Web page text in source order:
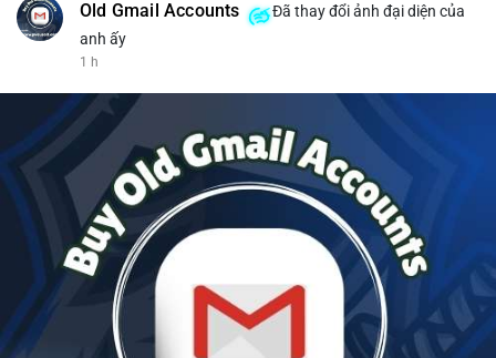
Old Gmail Accounts
Đã thay đổi ảnh đại diện của
anh ấy
1 h